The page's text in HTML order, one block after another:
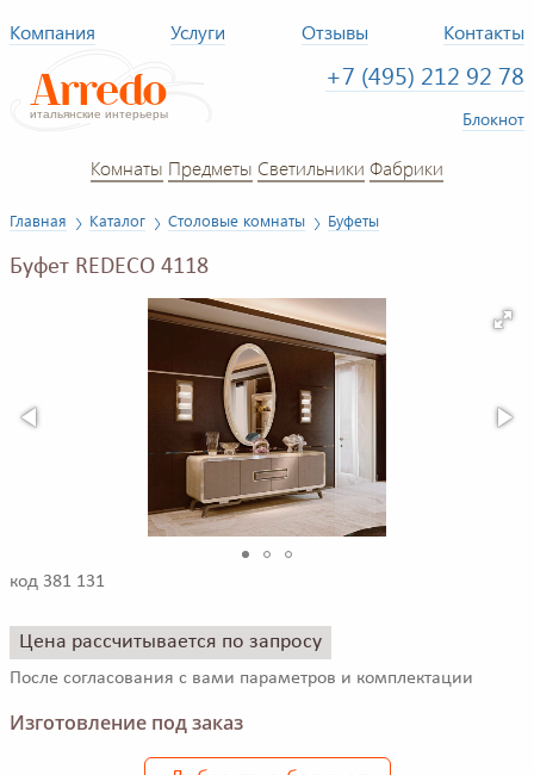
Компания Услуги Отзывы Контакты
+7 (495) 212 92 78
Блокнот
Комнаты Предметы Светильники Фабрики
Главная Каталог Столовые комнаты Буфеты
Буфет REDECO 4118
код 381 131
Цена рассчитывается по запросу
После согласования с вами параметров и комплектации
Изготовление под заказ